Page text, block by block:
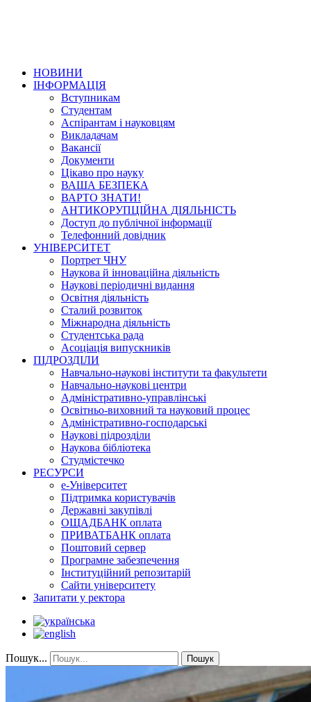
НОВИНИ
ІНФОРМАЦІЯ
Вступникам
Студентам
Аспірантам і науковцям
Викладачам
Вакансії
Документи
Цікаво про науку
ВАША БЕЗПЕКА
ВАРТО ЗНАТИ!
АНТИКОРУПЦІЙНА ДІЯЛЬНІСТЬ
Доступ до публічної інформації
Телефонний довідник
УНІВЕРСИТЕТ
Портрет ЧНУ
Наукова й інноваційна діяльність
Наукові періодичні видання
Освітня діяльність
Сталий розвиток
Міжнародна діяльність
Студентська рада
Асоціація випускників
ПІДРОЗДІЛИ
Навчально-наукові інститути та факультети
Навчально-наукові центри
Адміністративно-управлінські
Освітньо-виховний та науковий процес
Адміністративно-господарські
Наукові підрозділи
Наукова бібліотека
Студмістечко
РЕСУРСИ
е-Університет
Підтримка користувачів
Державні закупівлі
ОЩАДБАНК оплата
ПРИВАТБАНК оплата
Поштовий сервер
Програмне забезпечення
Інституційний репозитарій
Сайти університету
Запитати у ректора
Пошук... Пошук